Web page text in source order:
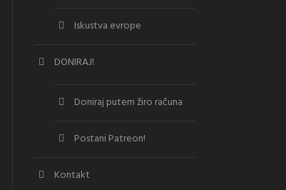
Iskustva evrope
DONIRAJ!
Doniraj putem žiro računa
Postani Patreon!
Kontakt